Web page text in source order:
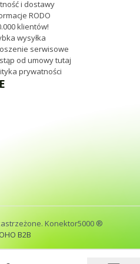
i dostawy
RODO
klientów!
wysyłka
serwisowe
od umowy tutaj
prywatności
Konektor5000 ®
B2B